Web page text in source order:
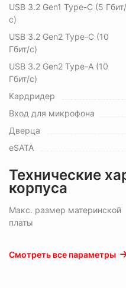
USB 3.2 Gen1 Type-C (5 Гбит/
с)
USB 3.2 Gen2 Type-C (10
Гбит/с)
USB 3.2 Gen2 Type-A (10
Гбит/с)
Кардридер
Вход для микрофона
Дверца
eSATA
Технические
корпуса
Макс. размер материнской
платы
Смотреть все параметры